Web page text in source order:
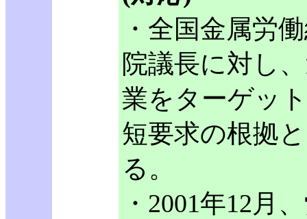
・全国金属労
院議長に対し
業をターゲッ
短要求の根拠
る。
・2001年12月